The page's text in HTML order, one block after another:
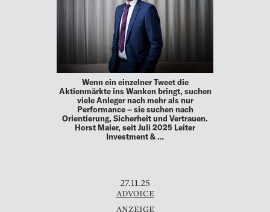
Wenn ein einzelner Tweet die
Aktienmärkte ins Wanken bringt, suchen
viele Anleger nach mehr als nur
Performance – sie suchen nach
Orientierung, Sicherheit und Vertrauen.
Horst Maier, seit Juli 2025 Leiter
Investment & …
27.11.25
ADVOICE